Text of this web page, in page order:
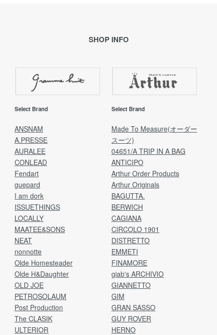
SHOP INFO
Select Brand
ANSNAM
A.PRESSE
AURALEE
CONLEAD
Fendart
guepard
I am dork
ISSUETHINGS
LOCALLY
MAATEE&SONS
NEAT
nonnotte
Olde Homesteader
Olde H&Daughter
OLD JOE
PETROSOLAUM
Post Production
The CLASIK
ULTERIOR
Select Brand
Made To Measure(オーダー
スーツ)
04651/A TRIP IN A BAG
ANTICIPO
Arthur Order Products
Arthur Originals
BAGUTTA.
BERWICH
CAGIANA
CIRCOLO 1901
DISTRETTO
EMMETI
FINAMORE
giab's ARCHIVIO
GIANNETTO
GIM
GRAN SASSO
GUY ROVER
HERNO